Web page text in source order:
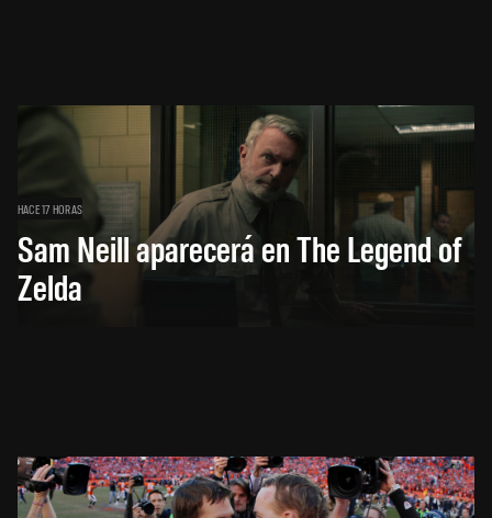
HACE 17 HORAS
Sam Neill aparecerá en The Legend of
Zelda